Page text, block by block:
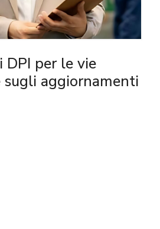
DPI per le vie
sugli aggiornamenti